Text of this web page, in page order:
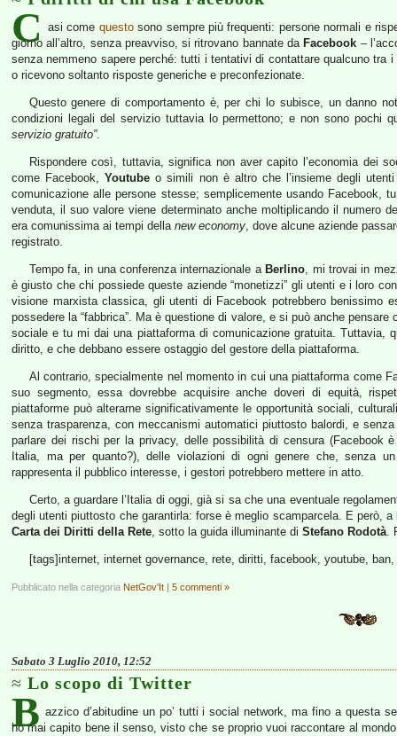
C asi come questosono sempre più frequenti: persone normali e
giorno all’altro, senza preavviso, si ritrovano bannate da Facebook –
senza nemmeno sapere perché: tutti i tentativi di contattare qualcuno tra
o ricevono soltanto risposte generiche e preconfezionate.
Questo genere di comportamento è, per chi lo subisce, un danno
condizioni legali del servizio tuttavia lo permettono; e non sono pochi
servizio gratuito”.
Rispondere così, tuttavia, significa non aver capito l’economia dei
come Facebook,Youtube o simili non è altro che l’insieme degli
comunicazione alle persone stesse; semplicemente usando Facebook,
venduta, il suo valore viene determinato anche moltiplicando il numero
era comunissima ai tempi della new economy, dove alcune aziende
registrato.
Tempo fa, in una conferenza internazionale a Berlino, mi trovai in
è giusto che chi possiede queste aziende “monetizzi” gli utenti e i loro
visione marxista classica, gli utenti di Facebook potrebbero benissimo
possedere la “fabbrica”. Ma è questione di valore, e si può anche
sociale e tu mi dai una piattaforma di comunicazione gratuita. Tuttavia,
diritto, e che debbano essere ostaggio del gestore della piattaforma.
Al contrario, specialmente nel momento in cui una piattaforma come
suo segmento, essa dovrebbe acquisire anche doveri di equità,
piattaforme può alterarne significativamente le opportunità sociali,
senza trasparenza, con meccanismi automatici piuttosto balordi, e
parlare dei rischi per la privacy, delle possibilità di censura (Facebook
Italia, ma per quanto?), delle violazioni di ogni genere che, senza
rappresenta il pubblico interesse, i gestori potrebbero mettere in atto.
Certo, a guardare l’Italia di oggi, già si sa che una eventuale
degli utenti piuttosto che garantirla: forse è meglio scamparcela. E però,
Carta dei Diritti della Rete, sotto la guida illuminante di Stefano Rodotà.
[tags]internet, internet governance, rete, diritti, facebook, youtube,
Pubblicato nella categoria NetGov'It | 5 commenti »
Sabato 3 Luglio 2010, 12:52
Lo scopo di Twitter
B azzico d’abitudine un po’ tutti i social network, ma fino a questa
ho mai capito bene il senso, visto che se proprio vuoi raccontare al